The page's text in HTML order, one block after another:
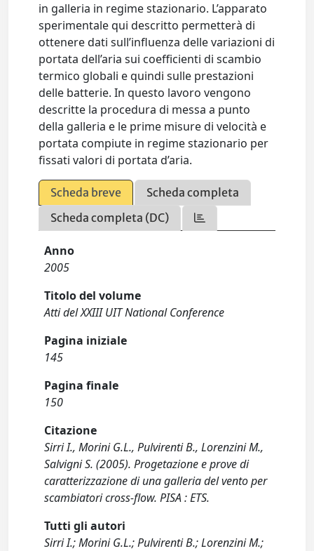
in galleria in regime stazionario. L’apparato
sperimentale qui descritto permetterà di
ottenere dati sull’influenza delle variazioni di
portata dell’aria sui coefficienti di scambio
termico globali e quindi sulle prestazioni
delle batterie. In questo lavoro vengono
descritte la procedura di messa a punto
della galleria e le prime misure di velocità e
portata compiute in regime stazionario per
fissati valori di portata d’aria.
Scheda breve
Scheda completa
Scheda completa (DC)
Anno
2005
Titolo del volume
Atti del XXIII UIT National Conference
Pagina iniziale
145
Pagina finale
150
Citazione
Sirri I., Morini G.L., Pulvirenti B., Lorenzini M.,
Salvigni S. (2005). Progetazione e prove di
caratterizzazione di una galleria del vento per
scambiatori cross-flow. PISA : ETS.
Tutti gli autori
Sirri I.; Morini G.L.; Pulvirenti B.; Lorenzini M.;